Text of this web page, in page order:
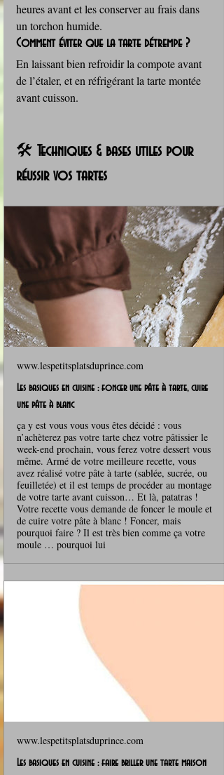
heures avant et les conserver au frais dans
un torchon humide.
Comment éviter que la tarte détrempe ?
En laissant bien refroidir la compote avant
de l’étaler, et en réfrigérant la tarte montée
avant cuisson.
🛠️ Techniques & bases utiles pour
réussir vos tartes
www.lespetitsplatsduprince.com
Les basiques en cuisine : foncer une pâte à tarte, cuire
une pâte à blanc
ça y est vous vous vous êtes décidé : vous
n’achèterez pas votre tarte chez votre pâtissier le
week-end prochain, vous ferez votre dessert vous
même. Armé de votre meilleure recette, vous
avez réalisé votre pâte à tarte (sablée, sucrée, ou
feuilletée) et il est temps de procéder au montage
de votre tarte avant cuisson… Et là, patatras !
Votre recette vous demande de foncer le moule et
de cuire votre pâte à blanc ! Foncer, mais
pourquoi faire ? Il est très bien comme ça votre
moule … pourquoi lui
www.lespetitsplatsduprince.com
Les basiques en cuisine : faire briller une tarte maison